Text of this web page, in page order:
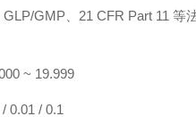
GMP、21 CFR Part 11 等
~ 19.999
0.01 / 0.1